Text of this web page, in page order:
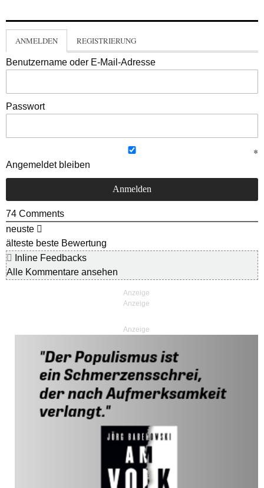
ANMELDEN REGISTRIERUNG
Benutzername oder E-Mail-Adresse
Passwort
Angemeldet bleiben
74 Comments
neuste
älteste beste Bewertung
Inline Feedbacks
Alle Kommentare ansehen
Anzeige